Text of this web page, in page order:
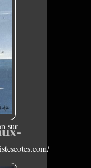
sur